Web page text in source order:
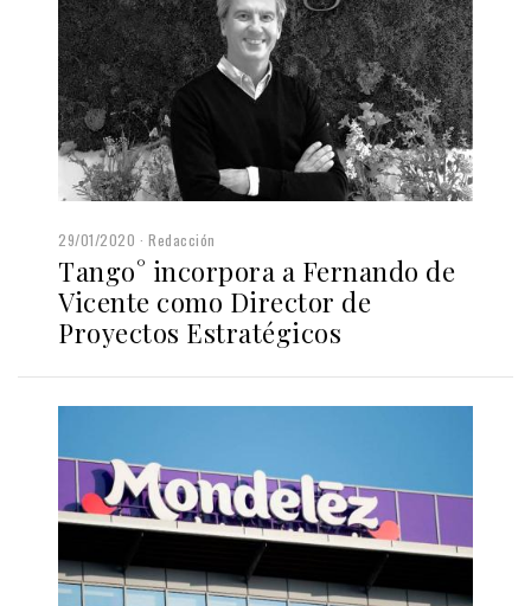
29/01/2020 Redacción
Tango° incorpora a Fernando de
Vicente como Director de
Proyectos Estratégicos